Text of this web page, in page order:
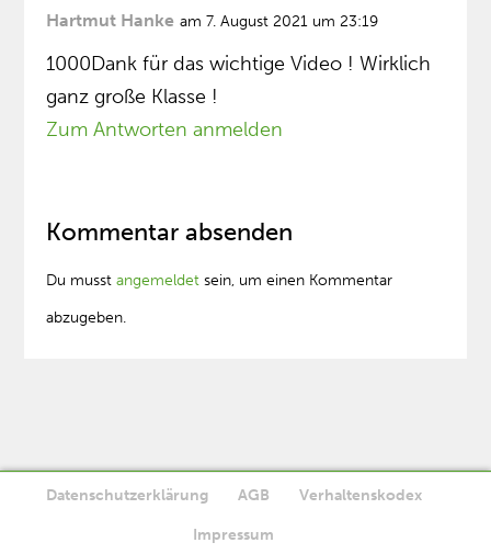
Hartmut Hanke am 7. August 2021 um 23:19
1000Dank für das wichtige Video ! Wirklich
ganz große Klasse !
Zum Antworten anmelden
Kommentar absenden
Du musstangemeldet sein, um einen Kommentar
abzugeben.
Datenschutzerklärung AGB Verhaltenskodex
Impressum